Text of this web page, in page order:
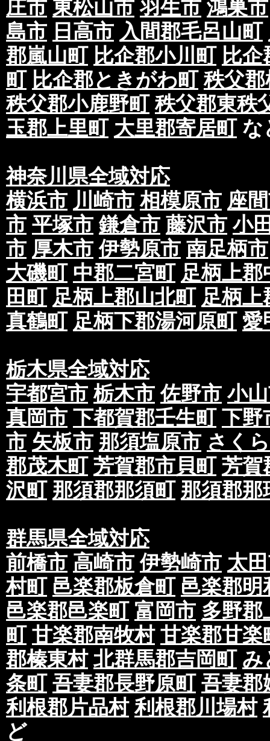
庄市 東松山市 羽生市 鴻巣市
島市 日高市 入間郡毛呂山町
郡嵐山町 比企郡小川町 比
町 比企郡ときがわ町 秩父
秩父郡小鹿野町 秩父郡東秩
玉郡上里町 大里郡寄居町な
神奈川県全域対応
横浜市 川崎市 相模原市 座
市 平塚市 鎌倉市 藤沢市 小
市 厚木市 伊勢原市 南足柄市
大磯町 中郡二宮町 足柄上郡
田町 足柄上郡山北町 足柄上
真鶴町 足柄下郡湯河原町 愛
栃木県全域対応
宇都宮市 栃木市 佐野市 小
真岡市 下都賀郡壬生町 下野
市 矢板市 那須塩原市 さく
郡茂木町 芳賀郡市貝町 芳賀
沢町 那須郡那須町 那須郡那
群馬県全域対応
前橋市 高崎市 伊勢崎市 太
村町 邑楽郡板倉町 邑楽郡明
邑楽郡邑楽町 富岡市 多野郡
町 甘楽郡南牧村 甘楽郡甘楽
郡榛東村 北群馬郡吉岡町 み
条町 吾妻郡長野原町 吾妻郡
利根郡片品村 利根郡川場村
ど